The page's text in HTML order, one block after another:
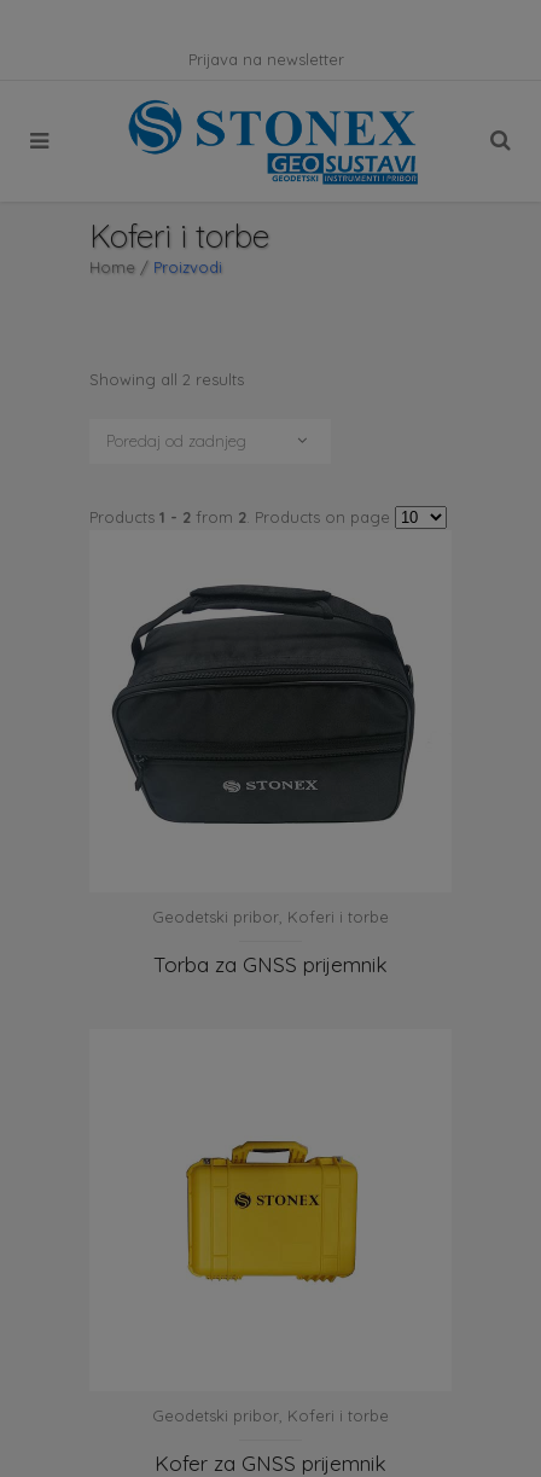
Prijava na newsletter
Koferi i torbe
Home / Proizvodi
Showing all 2 results
Poredaj od zadnjeg
Products 1 - 2 from 2 . Products on page
Geodetski pribor Koferi i torbe
Torba za GNSS prijemnik
Geodetski pribor Koferi i torbe
Kofer za GNSS prijemnik